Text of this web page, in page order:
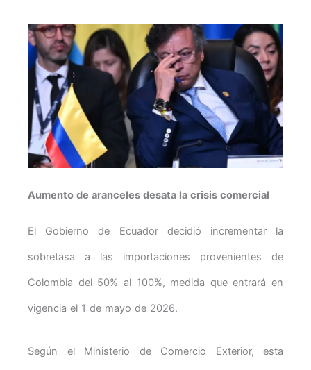
Aumento de aranceles desata la crisis comercial
El Gobierno de Ecuador decidió incrementar la
sobretasa a las importaciones provenientes de
Colombia del 50% al 100%, medida que entrará en
vigencia el 1 de mayo de 2026.
Según el Ministerio de Comercio Exterior, esta